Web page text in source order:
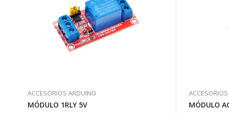
ACCESORIOS ARDUINO
MÓDULO 1RLY 5V MÓDULO